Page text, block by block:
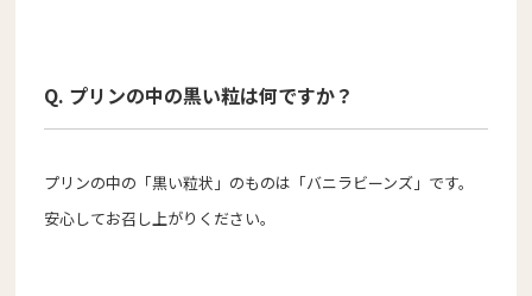
Q. プリンの中の黒い粒は何ですか？
プリンの中の「黒い粒状」のものは「バニラビーンズ」です。
安心してお召し上がりください。